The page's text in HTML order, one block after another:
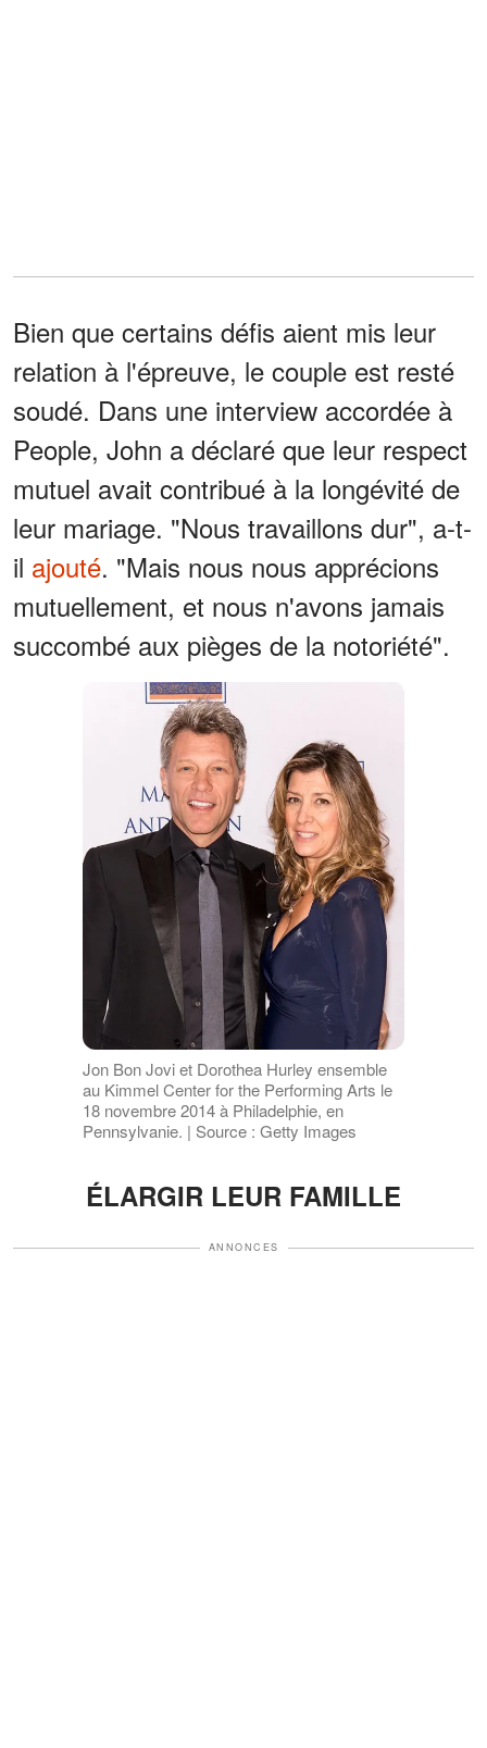
Bien que certains défis aient mis leur
relation à l'épreuve, le couple est resté
soudé. Dans une interview accordée à
People, John a déclaré que leur respect
mutuel avait contribué à la longévité de
leur mariage. "Nous travaillons dur", a-t-
il ajouté. "Mais nous nous apprécions
mutuellement, et nous n'avons jamais
succombé aux pièges de la notoriété".
Jon Bon Jovi et Dorothea Hurley ensemble
au Kimmel Center for the Performing Arts le
18 novembre 2014 à Philadelphie, en
Pennsylvanie. | Source : Getty Images
ÉLARGIR LEUR FAMILLE
ANNONCES